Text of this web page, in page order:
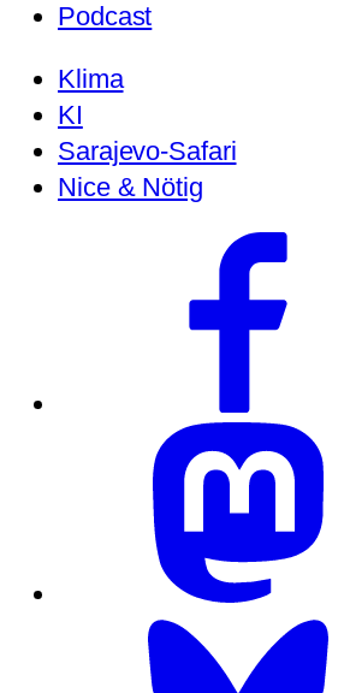
Podcast
Klima
KI
Sarajevo-Safari
Nice & Nötig